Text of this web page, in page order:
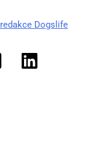
redakce Dogslife